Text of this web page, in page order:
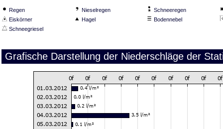
Regen Nieselregen
Schneeregen
Eiskörner
Hagel
Bodennebel
Schneegriesel
Grafische Darstellung der Niederschläge der